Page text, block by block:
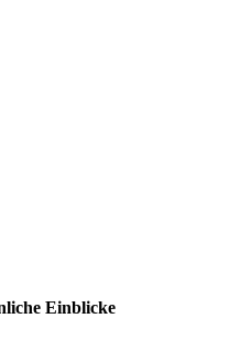
Einblicke